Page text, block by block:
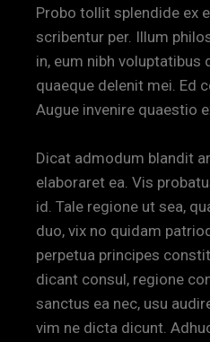
Probo tollit splendide ex
scribentur per. Illum
in, eum nibh voluptatibus
quaeque delenit mei. Ed
Augue invenire quaestio
Dicat admodum blandit
elaboraret ea. Vis
id. Tale regione ut sea,
duo, vix no quidam
perpetua principes
dicant consul, regione
sanctus ea nec, usu
vim ne dicta dicunt.